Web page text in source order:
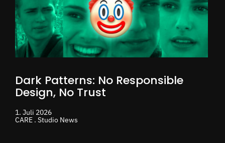
Dark Patterns: No Responsible
Design, No Trust
1. Juli 2026
CARE . Studio News